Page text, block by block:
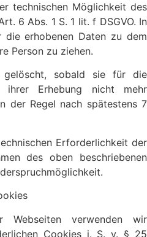
technischen Möglichkeit des
6 Abs. 1 S. 1 lit. f DSGVO. In
die erhobenen Daten zu dem
Person zu ziehen.
sobald sie für die
ihrer Erhebung nicht mehr
der Regel nach spätestens 7
Erforderlichkeit der
des oben beschriebenen
Webseiten verwenden wir
Cookies i. S. v. § 25